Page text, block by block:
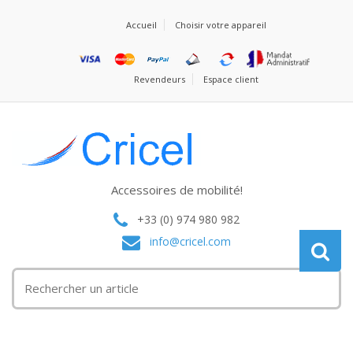
Accueil Choisir votre appareil
Revendeurs Espace client
Accessoires de mobilité!
+33 (0) 974 980 982
info@cricel.com